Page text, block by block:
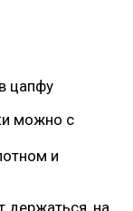
цапфу
можно с
и